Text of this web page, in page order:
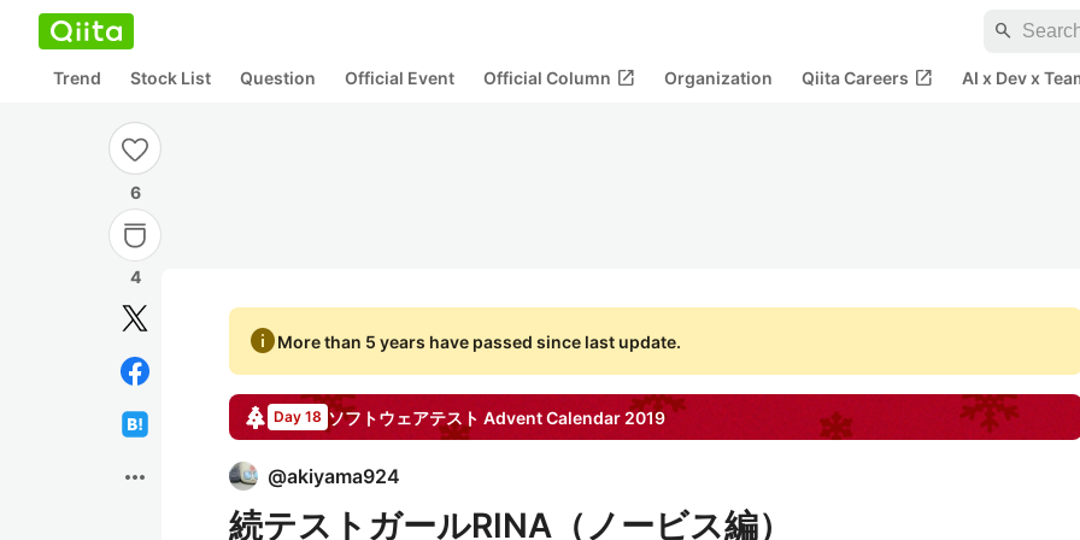
search
Trend Stock List Question Official Event Official Column open_in_new Organization Qiita Careers open_in_new AI x Dev x
6
4
more_horiz
infoMore than 5 years have passed since last update.
Day 18 ソフトウェアテスト Advent Calendar 2019
@akiyama924
続テストガールRINA（ノービス編）